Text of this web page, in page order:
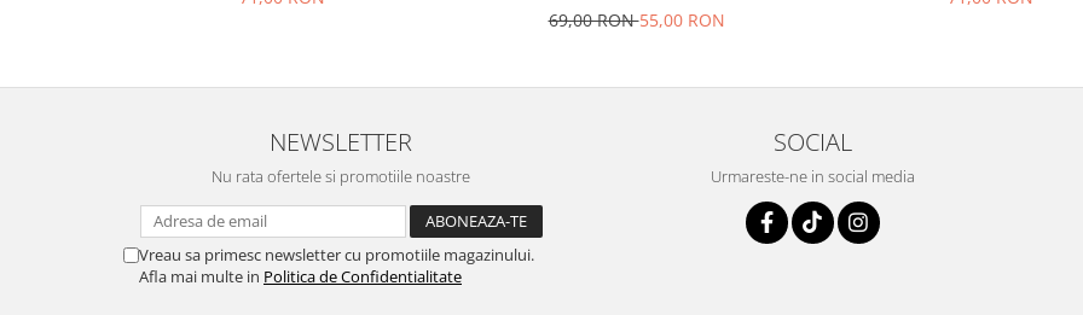
69,00 RON55,00 RON
NEWSLETTER
Nu rata ofertele si promotiile noastre
Vreau sa primesc newsletter cu promotiile magazinului.
Afla mai multe in Politica de Confidentialitate
SOCIAL
Urmareste-ne in social media